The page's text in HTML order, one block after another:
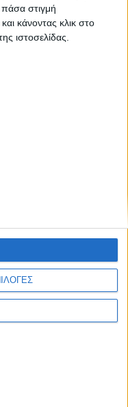
στιγμή
κάνοντας κλικ στο
ιστοσελίδας.